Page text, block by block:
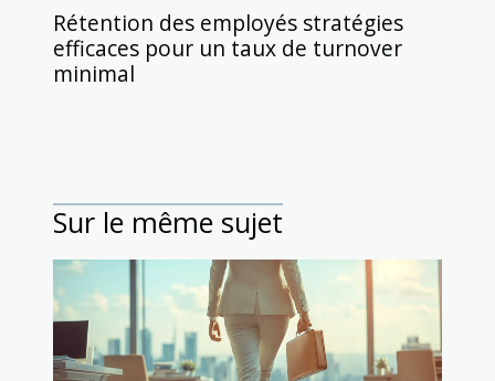
Rétention des employés stratégies
efficaces pour un taux de turnover
minimal
Sur le même sujet